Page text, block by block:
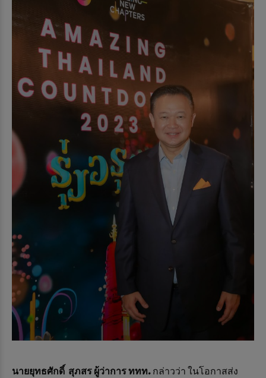
นายยุทธศักดิ์ สุภสร ผู้ว่าการ ททท. กล่าวว่า ในโอกาสส่ง